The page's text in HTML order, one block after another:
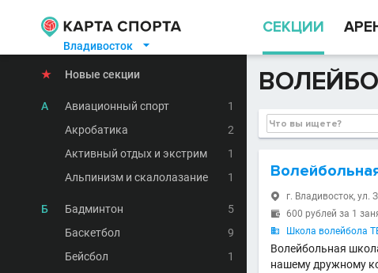
Владивосток 
СЕКЦИИ
★ Новые секции
А Авиационный спорт
1
Акробатика
2
Активный отдых и экстрим
1
Альпинизм и скалолазание
1
Б Бадминтон
5
Баскетбол
9
Бейсбол
1
 г. Владивосток, ул.
 600 рублей за 1
 Школа волейбола
Волейбольная
нашему дружному